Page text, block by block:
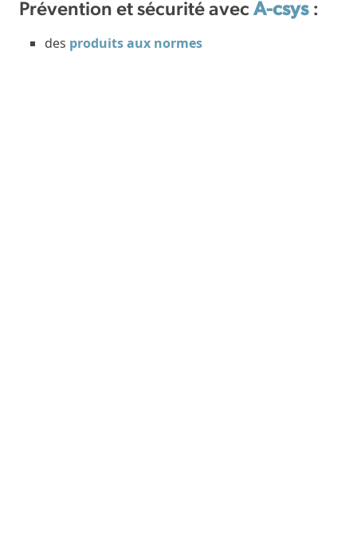
Prévention et sécurité avec A-csys:
des produits aux normes